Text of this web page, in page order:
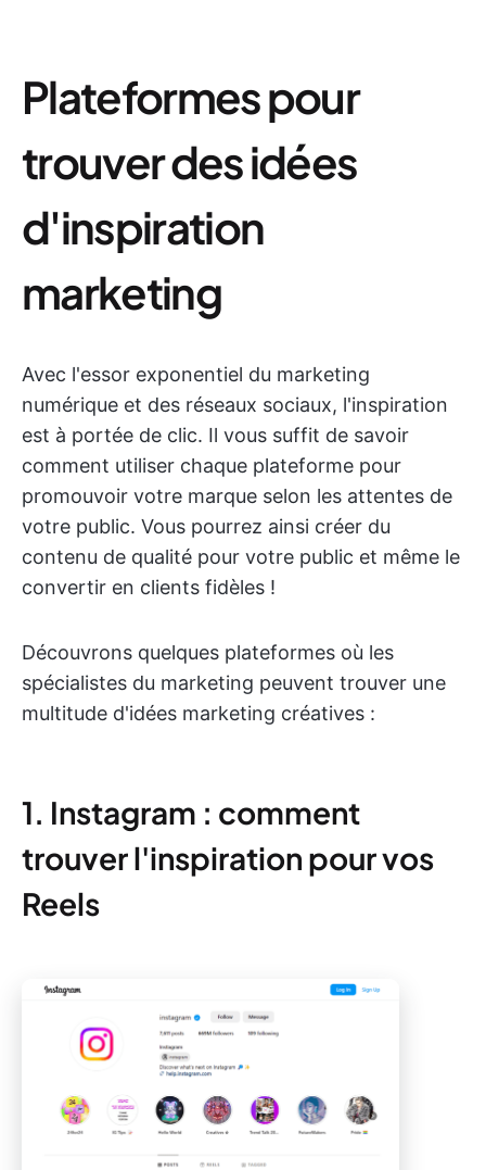
Plateformes pour
trouver des idées
d'inspiration
marketing
Avec l'essor exponentiel du marketing
numérique et des réseaux sociaux, l'inspiration
est à portée de clic. Il vous suffit de savoir
comment utiliser chaque plateforme pour
promouvoir votre marque selon les attentes de
votre public. Vous pourrez ainsi créer du
contenu de qualité pour votre public et même le
convertir en clients fidèles !
Découvrons quelques plateformes où les
spécialistes du marketing peuvent trouver une
multitude d'idées marketing créatives :
1. Instagram : comment
trouver l'inspiration pour vos
Reels